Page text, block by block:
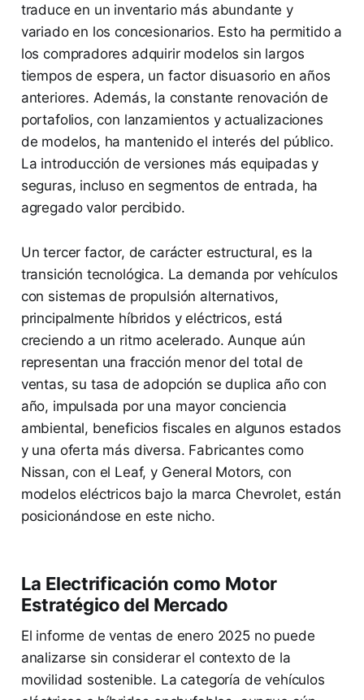
traduce en un inventario más abundante y
variado en los concesionarios. Esto ha permitido a
los compradores adquirir modelos sin largos
tiempos de espera, un factor disuasorio en años
anteriores. Además, la constante renovación de
portafolios, con lanzamientos y actualizaciones
de modelos, ha mantenido el interés del público.
La introducción de versiones más equipadas y
seguras, incluso en segmentos de entrada, ha
agregado valor percibido.
Un tercer factor, de carácter estructural, es la
transición tecnológica. La demanda por vehículos
con sistemas de propulsión alternativos,
principalmente híbridos y eléctricos, está
creciendo a un ritmo acelerado. Aunque aún
representan una fracción menor del total de
ventas, su tasa de adopción se duplica año con
año, impulsada por una mayor conciencia
ambiental, beneficios fiscales en algunos estados
y una oferta más diversa. Fabricantes como
Nissan, con el Leaf, y General Motors, con
modelos eléctricos bajo la marca Chevrolet, están
posicionándose en este nicho.
La Electrificación como Motor
Estratégico del Mercado
El informe de ventas de enero 2025 no puede
analizarse sin considerar el contexto de la
movilidad sostenible. La categoría de vehículos